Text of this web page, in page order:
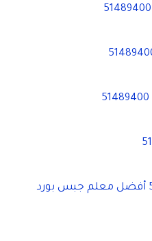
جبس بورد الكويت 51489400 أفضل معلم جبس بورد